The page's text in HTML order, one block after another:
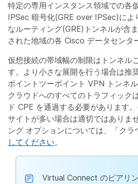
特定の専用インスタンス領域での各
IPSec 暗号化(GRE over IPSec)によ
なルーティング(GRE)トンネルが含
された地域の各 Cisco データセンタ
仮想接続の帯域幅の制限はトンネ
す。より小さな展開を行う場合は推
ポイントツーポイント VPN トンネル
クラウドへのすべてのトラフィック
ド CPE を通過する必要があります
サイトが多い場合は適切ではありま
ング オプションについては、「クラ
してください。
Virtual Connect のピアリ